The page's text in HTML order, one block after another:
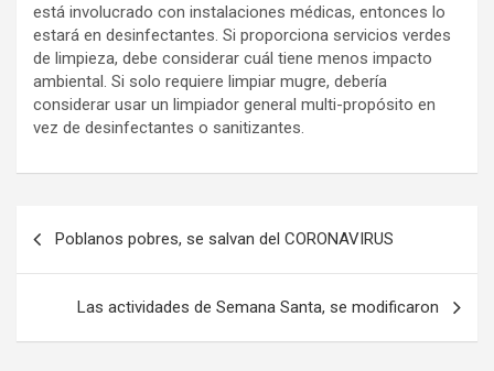
está involucrado con instalaciones médicas, entonces lo
estará en desinfectantes. Si proporciona servicios verdes
de limpieza, debe considerar cuál tiene menos impacto
ambiental. Si solo requiere limpiar mugre, debería
considerar usar un limpiador general multi-propósito en
vez de desinfectantes o sanitizantes.
entradas
Poblanos pobres, se salvan del CORONAVIRUS
Las actividades de Semana Santa, se modificaron